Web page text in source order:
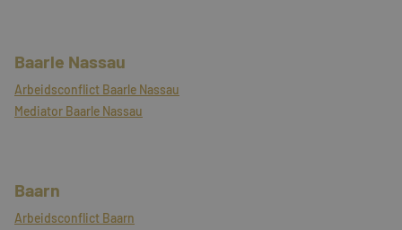
Baarle Nassau
Arbeidsconflict Baarle Nassau
Mediator Baarle Nassau
Baarn
Arbeidsconflict Baarn